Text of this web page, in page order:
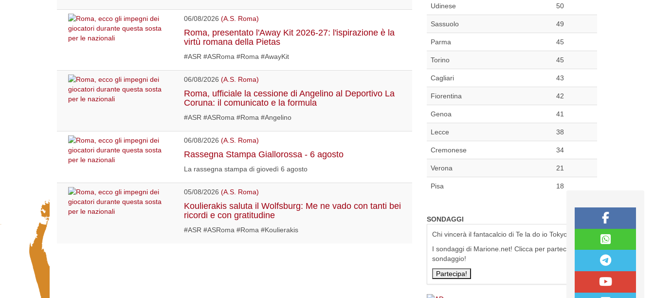
06/08/2026 (A.S. Roma)
Roma, presentato l'Away Kit 2026-27: l'ispirazione è la
virtù romana della Pietas
#ASR #ASRoma #Roma #AwayKit
06/08/2026 (A.S. Roma)
Roma, ufficiale la cessione di Angelino al Deportivo La
Coruna: il comunicato e la formula
#ASR #ASRoma #Roma #Angelino
06/08/2026 (A.S. Roma)
Rassegna Stampa Giallorossa - 6 agosto
La rassegna stampa di giovedì 6 agosto
05/08/2026 (A.S. Roma)
Koulierakis saluta il Wolfsburg: Me ne vado con tanti bei
ricordi e con gratitudine
#ASR #ASRoma #Roma #Koulierakis
Udinese 50
Sassuolo 49
Parma 45
Torino 45
Cagliari 43
Fiorentina 42
Genoa 41
Lecce 38
Cremonese 34
Verona 21
Pisa 18
SONDAGGI
Chi vincerà il fantacalcio di Te la do io Tokyo?
I sondaggi di Marione.net! Clicca per partecipare al
sondaggio!